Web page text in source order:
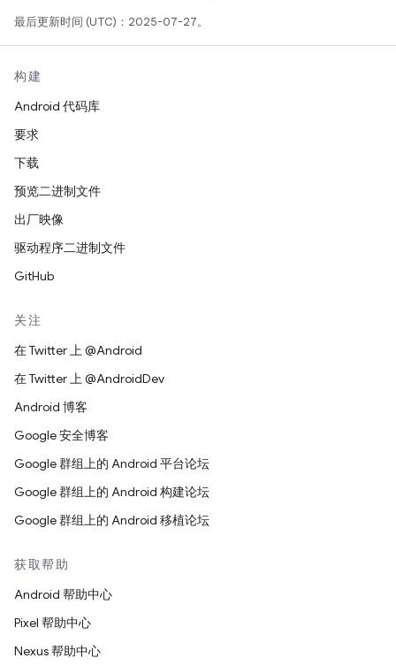
最后更新时间 (UTC)：2025-07-27。
构建
Android 代码库
要求
下载
预览二进制文件
出厂映像
驱动程序二进制文件
GitHub
关注
在 Twitter 上 @Android
在 Twitter 上 @AndroidDev
Android 博客
Google 安全博客
Google 群组上的 Android 平台论坛
Google 群组上的 Android 构建论坛
Google 群组上的 Android 移植论坛
获取帮助
Android 帮助中心
Pixel 帮助中心
Nexus 帮助中心